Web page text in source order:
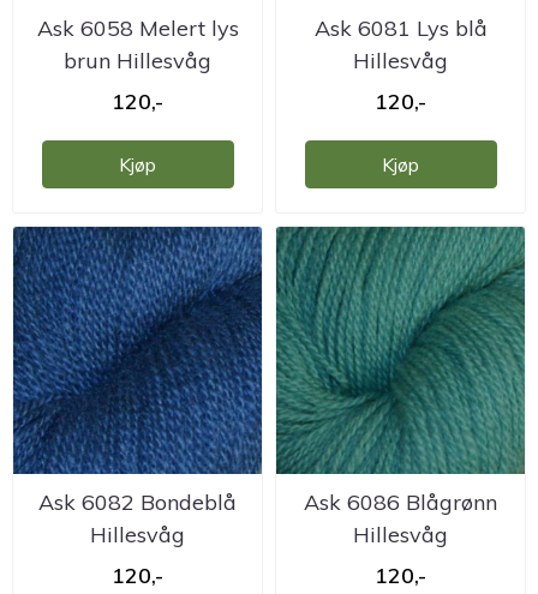
Ask 6058 Melert lys
brun Hillesvåg
ullvarefabrikk
120,-
Kjøp
Ask 6081 Lys blå
Hillesvåg
ullvarefabrikk
120,-
Kjøp
Ask 6082 Bondeblå
Hillesvåg
ullvarefabrikk
120,-
Ask 6086 Blågrønn
Hillesvåg
ullvarefabrikk
120,-